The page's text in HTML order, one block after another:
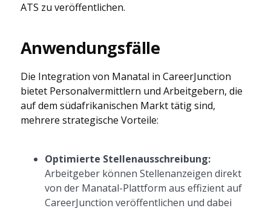
ATS zu veröffentlichen.
Anwendungsfälle
Die Integration von Manatal in CareerJunction
bietet Personalvermittlern und Arbeitgebern, die
auf dem südafrikanischen Markt tätig sind,
mehrere strategische Vorteile:
Optimierte Stellenausschreibung:
Arbeitgeber können Stellenanzeigen direkt
von der Manatal-Plattform aus effizient auf
CareerJunction veröffentlichen und dabei